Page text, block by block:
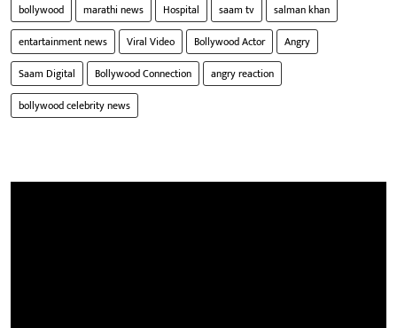
bollywood marathi news Hospital saam tv
salman khan
entartainment news
Viral Video Bollywood Actor
Angry
Saam Digital
Bollywood Connection
angry reaction
bollywood celebrity news